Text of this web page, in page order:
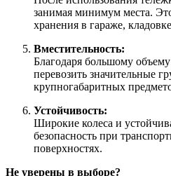
занимая минимум места.
хранения в гараже,
Вместительность:
Благодаря большому
перевозить значительные
крупногабаритных
Устойчивость:
Широкие колеса и
безопасность при
поверхностях.
Не уверены в выборе?